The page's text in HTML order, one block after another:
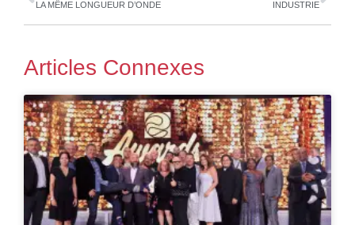
LA MÊME LONGUEUR D’ONDE INDUSTRIE
Articles Connexes